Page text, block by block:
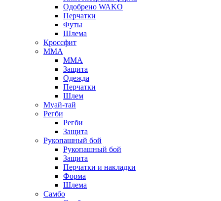
Одобрено WAKO
Перчатки
Футы
Шлема
Кроссфит
ММА
ММА
Защита
Одежда
Перчатки
Шлем
Муай-тай
Регби
Регби
Защита
Рукопашный бой
Рукопашный бой
Защита
Перчатки и накладки
Форма
Шлема
Самбо